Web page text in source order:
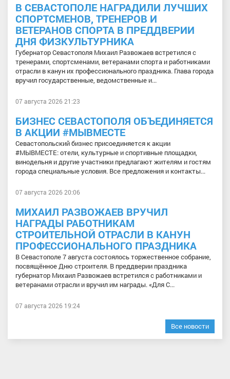
В СЕВАСТОПОЛЕ НАГРАДИЛИ ЛУЧШИХ
СПОРТСМЕНОВ, ТРЕНЕРОВ И
ВЕТЕРАНОВ СПОРТА В ПРЕДДВЕРИИ
ДНЯ ФИЗКУЛЬТУРНИКА
Губернатор Севастополя Михаил Развожаев встретился с
тренерами, спортсменами, ветеранами спорта и работниками
отрасли в канун их профессионального праздника. Глава города
вручил государственные, ведомственные и...
07 августа 2026 21:23
БИЗНЕС СЕВАСТОПОЛЯ ОБЪЕДИНЯЕТСЯ
В АКЦИИ #МЫВМЕСТЕ
Севастопольский бизнес присоединяется к акции
#МЫВМЕСТЕ: отели, культурные и спортивные площадки,
винодельня и другие участники предлагают жителям и гостям
города специальные условия. Все предложения и контакты...
07 августа 2026 20:06
МИХАИЛ РАЗВОЖАЕВ ВРУЧИЛ
НАГРАДЫ РАБОТНИКАМ
СТРОИТЕЛЬНОЙ ОТРАСЛИ В КАНУН
ПРОФЕССИОНАЛЬНОГО ПРАЗДНИКА
В Севастополе 7 августа состоялось торжественное собрание,
посвящённое Дню строителя. В преддверии праздника
губернатор Михаил Развожаев встретился с работниками и
ветеранами отрасли и вручил им награды. «Для С...
07 августа 2026 19:24
Все новости